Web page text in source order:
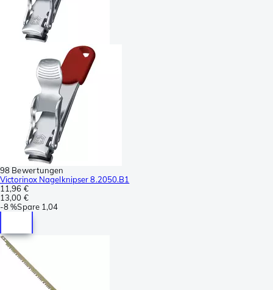
98 Bewertungen
Victorinox Nagelknipser 8.2050.B1
11,96 €
13,00 €
-8 %Spare 1,04